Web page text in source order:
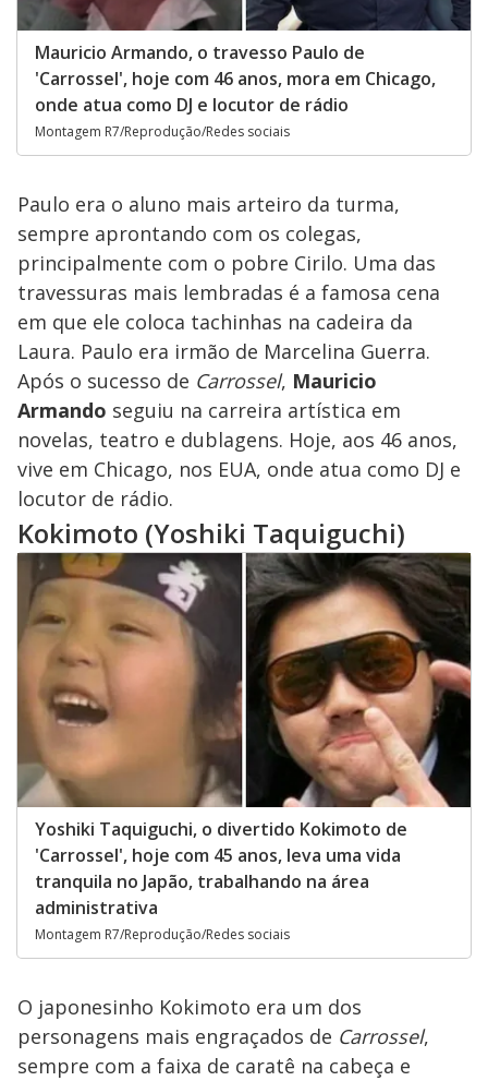
Mauricio Armando, o travesso Paulo de
'Carrossel', hoje com 46 anos, mora em Chicago,
onde atua como DJ e locutor de rádio
Montagem R7/Reprodução/Redes sociais
Paulo era o aluno mais arteiro da turma,
sempre aprontando com os colegas,
principalmente com o pobre Cirilo. Uma das
travessuras mais lembradas é a famosa cena
em que ele coloca tachinhas na cadeira da
Laura. Paulo era irmão de Marcelina Guerra.
Após o sucesso de Carrossel, Mauricio
Armando seguiu na carreira artística em
novelas, teatro e dublagens. Hoje, aos 46 anos,
vive em Chicago, nos EUA, onde atua como DJ e
locutor de rádio.
Kokimoto (Yoshiki Taquiguchi)
Yoshiki Taquiguchi, o divertido Kokimoto de
'Carrossel', hoje com 45 anos, leva uma vida
tranquila no Japão, trabalhando na área
administrativa
Montagem R7/Reprodução/Redes sociais
O japonesinho Kokimoto era um dos
personagens mais engraçados de Carrossel,
sempre com a faixa de caratê na cabeça e